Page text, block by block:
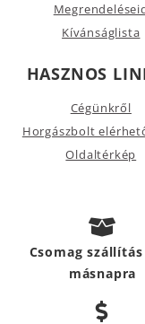
Kívánságlista
HASZNOS
Cégünkről
Horgászbolt
Oldaltérkép
Csomag
másnapra